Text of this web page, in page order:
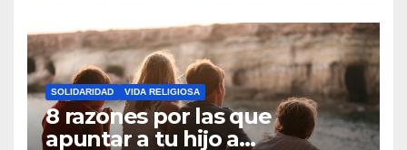
N
T
A
R
I
O
H
A
Y
SOLIDARIDAD VIDA RELIGIOSA
8 razones por las que
apuntar a tu hijo a